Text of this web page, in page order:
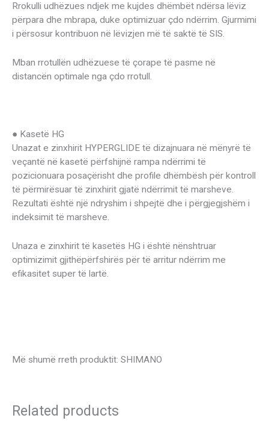
Rrokulli udhëzues ndjek me kujdes dhëmbët ndërsa lëviz
përpara dhe mbrapa, duke optimizuar çdo ndërrim. Gjurmimi
i përsosur kontribuon në lëvizjen më të saktë të SIS.
Mban rrotullën udhëzuese të çorape të pasme në
distancën optimale nga çdo rrotull.
● Kasetë HG
Unazat e zinxhirit HYPERGLIDE të dizajnuara në mënyrë të
veçantë në kasetë përfshijnë rampa ndërrimi të
pozicionuara posaçërisht dhe profile dhëmbësh për kontroll
të përmirësuar të zinxhirit gjatë ndërrimit të marsheve.
Rezultati është një ndryshim i shpejtë dhe i përgjegjshëm i
indeksimit të marsheve.
Unaza e zinxhirit të kasetës HG i është nënshtruar
optimizimit gjithëpërfshirës për të arritur ndërrim me
efikasitet super të lartë.
Më shumë rreth produktit: SHIMANO
Related products